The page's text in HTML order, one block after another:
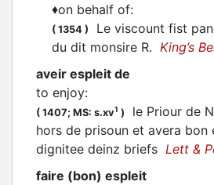
♦on behalf of:
( 1354 )
Le viscount fist
du dit monsire R. King’s
aveir espleit de
to enjoy:
( 1407; MS: s.xv1 )
le Priour de
hors de prisoun et avera bon
dignitee deinz briefs Lett &
faire (bon) espleit